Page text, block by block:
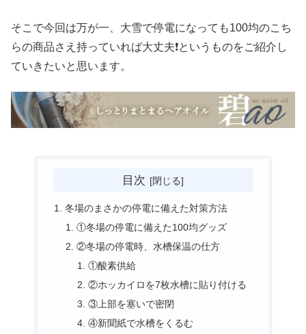
そこで今回は万が一、大雪で停電になっても100均のこち
らの商品さえ持っていれば大丈夫❗というものをご紹介し
ていきたいと思います。
目次
冬場のまさかの停電に備えた対策方法
①冬場の停電に備えた100均グッズ
②冬場の停電時、水槽保温の仕方
①酸素供給
②ホッカイロを7枚水槽に貼り付ける
③上部を塞いで密閉
④新聞紙で水槽をくるむ